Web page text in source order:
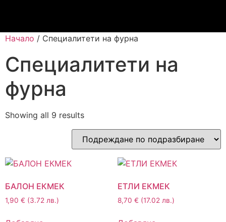
Начало / Специалитети на фурна
Специалитети на
фурна
Showing all 9 results
БАЛОН ЕКМЕК
1,90 € (3.72 лв.)
ЕТЛИ ЕКМЕК
8,70 € (17.02 лв.)